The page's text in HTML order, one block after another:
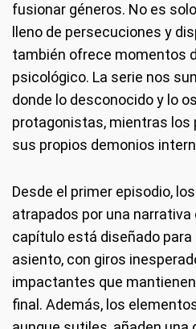
fusionar géneros. No es
lleno de persecuciones y
también ofrece momentos
psicológico. La serie nos
donde lo desconocido y lo
protagonistas, mientras los
sus propios demonios
Desde el primer episodio,
atrapados por una narrativa
capítulo está diseñado para
asiento, con giros
impactantes que
final. Además, los